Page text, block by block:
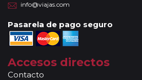
info@viajas.com
Pasarela de pago seguro
Accesos directos
Contacto